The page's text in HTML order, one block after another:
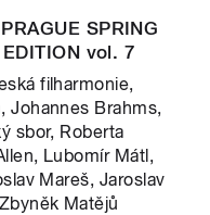
SPRING
vol. 7
filharmonie,
Johannes Brahms,
sbor, Roberta
Lubomír Mátl,
Mareš, Jaroslav
Matějů